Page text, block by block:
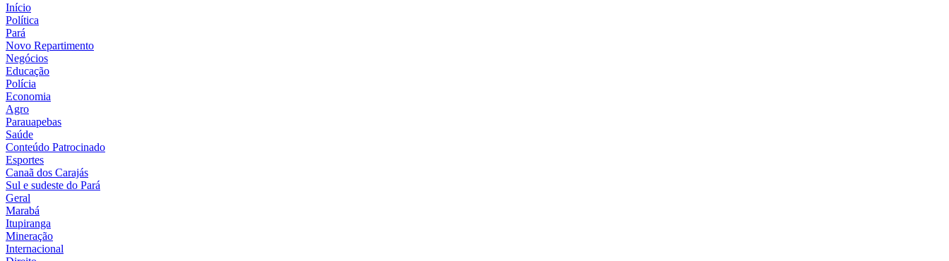
Início
Política
Pará
Novo Repartimento
Negócios
Educação
Polícia
Economia
Agro
Parauapebas
Saúde
Conteúdo Patrocinado
Esportes
Canaã dos Carajás
Sul e sudeste do Pará
Geral
Marabá
Itupiranga
Mineração
Internacional